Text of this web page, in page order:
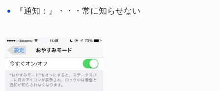
『通知：』・・・常に知らせない